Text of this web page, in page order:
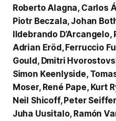
Roberto Alagna, Carlos
Piotr Beczala, Johan
Ildebrando D’Arcangelo,
Adrian Eröd, Ferruccio
Gould, Dmitri
Simon Keenlyside,
Moser, René Pape, Kurt
Neil Shicoff, Peter
Juha Uusitalo, Ramón